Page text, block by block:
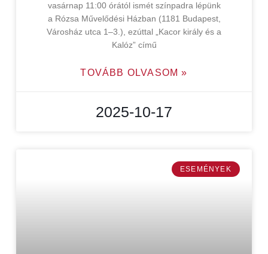
vasárnap 11:00 órától ismét színpadra lépünk
a Rózsa Művelődési Házban (1181 Budapest,
Városház utca 1–3.), ezúttal „Kacor király és a
Kalóz” című
TOVÁBB OLVASOM »
2025-10-17
ESEMÉNYEK